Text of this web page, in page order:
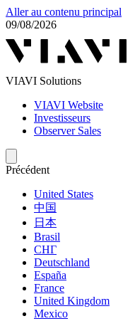
Aller au contenu principal
09/08/2026
VIAVI Solutions
VIAVI Website
Investisseurs
Observer Sales
Précédent
United States
中国
日本
Brasil
СНГ
Deutschland
España
France
United Kingdom
Mexico